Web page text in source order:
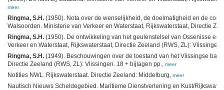
meer
Ringma, S.H. (1950). Nota over de wenselijkheid, de doelmatigheid en de
Walsoorden. Ministerie van Verkeer en Waterstaat, Rijkswaterstaat, Directie
Ringma, S.H. (1950). De ontwikkeling van het geulenstelsel van Ossenisse
Verkeer en Waterstaat, Rijkswaterstaat, Directie Zeeland (RWS, ZL):
Ringma, S.H. (1949). Beschouwingen over de toestand van het Vlissingse
Directie Zeeland (RWS, ZL): Vlissingen. 18 + bijlagen pp.,
meer
Notities NWL. Rijkswaterstaat. Directie Zeeland: Middelburg, meer
Nautisch Nieuws Scheldegebied. Maritieme Dienstverlening en Kust/